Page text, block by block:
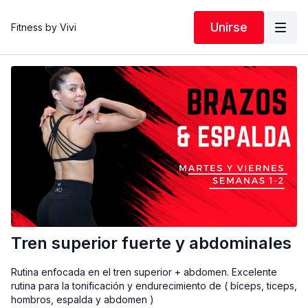
Fitness by Vivi Unirse
Tren superior fuerte y abdominales
Rutina enfocada en el tren superior + abdomen. Excelente
rutina para la tonificación y endurecimiento de ( bíceps, ticeps,
hombros, espalda y abdomen )